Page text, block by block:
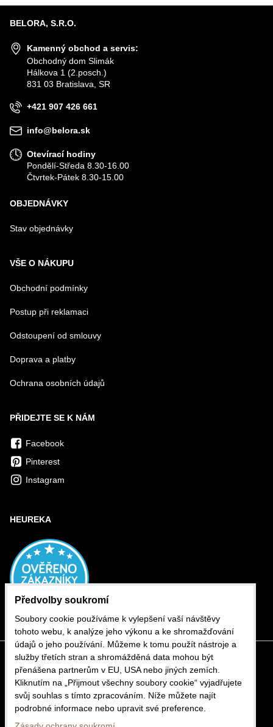
BELORA, S.R.O.
Kamenný obchod a servis:
Obchodný dom Slimák
Hálkova 1 (2.posch.)
831 03 Bratislava, SR
+421 907 426 661
info@belora.sk
Otevírací hodiny
Pondělí-Středa 8.30-16.00
Čtvrtek-Pátek 8.30-15.00
OBJEDNÁVKY
Stav objednávky
VŠE O NÁKUPU
Obchodní podmínky
Postup při reklamaci
Odstoupení od smlouvy
Doprava a platby
Ochrana osobních údajů
PŘIDEJTE SE K NÁM
Facebook
Pinterest
Instagram
HEUREKA
Předvolby soukromí
Soubory cookie používáme k vylepšení vaší návštěvy
tohoto webu, k analýze jeho výkonu a ke shromažďování
údajů o jeho používání. Můžeme k tomu použít nástroje a
služby třetích stran a shromážděná data mohou být
přenášena partnerům v EU, USA nebo jiných zemích.
Kliknutím na „Přijmout všechny soubory cookie“ vyjadřujete
svůj souhlas s tímto zpracováním. Níže můžete najít
podrobné informace nebo upravit své preference.